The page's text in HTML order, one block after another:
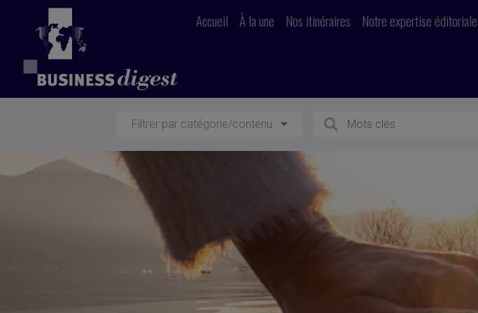
Accueil À la une Nos itinéraires Notre expertise éditoriale
Filtrer par catégorie/contenu